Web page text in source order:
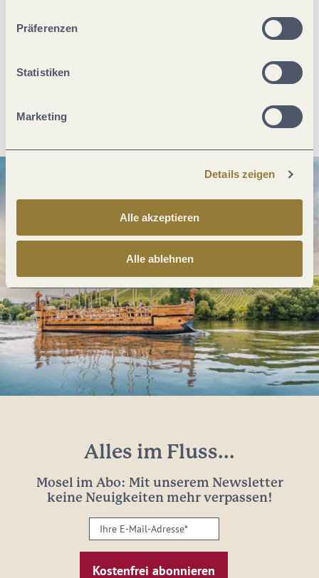
Präferenzen
Statistiken
Marketing
Details zeigen
Alle akzeptieren
Alle ablehnen
PDF erzeugen
Alles im Fluss...
Mosel im Abo: Mit unserem Newsletter
keine Neuigkeiten mehr verpassen!
Ihre
E-
Mail-
Adresse: